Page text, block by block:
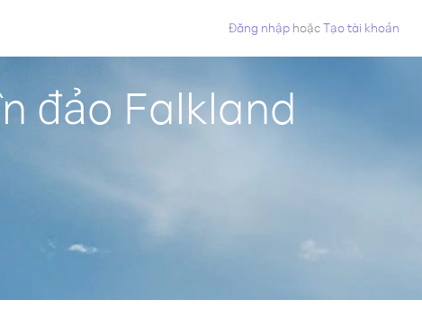
Đăng nhập hoặcTạo tài khoản
đảo Falkland